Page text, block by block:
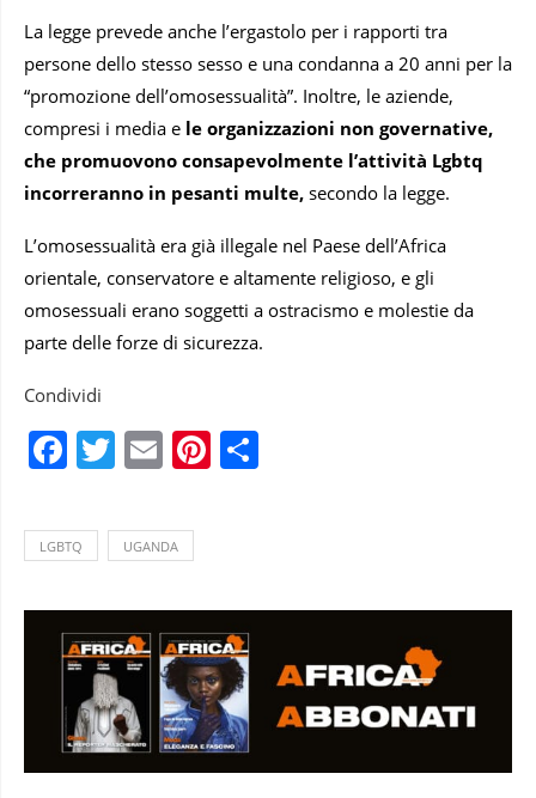
La legge prevede anche l’ergastolo per i rapporti tra
persone dello stesso sesso e una condanna a 20 anni per la
“promozione dell’omosessualità”. Inoltre, le aziende,
compresi i media e le organizzazioni non governative,
che promuovono consapevolmente l’attività Lgbtq
incorreranno in pesanti multe, secondo la legge.
L’omosessualità era già illegale nel Paese dell’Africa
orientale, conservatore e altamente religioso, e gli
omosessuali erano soggetti a ostracismo e molestie da
parte delle forze di sicurezza.
Condividi
Facebook
Twitter
EmailPinterest
LGBTQ UGANDA